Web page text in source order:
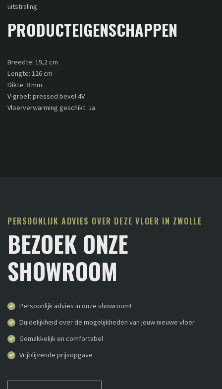
uitstraling.
PRODUCTEIGENSCHAPPEN
Breedte: 19,2 cm
Lengte: 126 cm
Dikte: 8 mm
V-groef: pressed bevel 4V
Vloerverwarming geschikt: Ja
PERSOONLIJK ADVIES OVER DEZE VLOER IN ZWOLLE
BEZOEK ONZE
SHOWROOM
Persoonlijk advies in onze showroom!
Duidelijkheid over de mogelijkheden van jouw nieuwe vloer
Gemakkelijk en comfortabel
Vrijblijvende prijsopgave